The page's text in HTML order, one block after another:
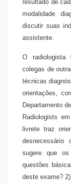
resultado de
modalidade
discutir suas
assistente.
O radiologista
colegas de
técnicas
orientações,
Departamento
Radiologists
livrete traz
sugere que
questões
deste exame?